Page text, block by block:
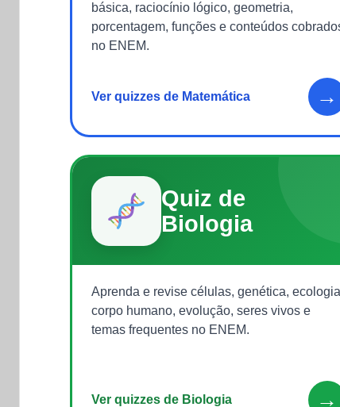
básica, raciocínio lógico, geometria,
porcentagem, funções e conteúdos
no ENEM.
Ver quizzes de Matemática →
Quiz de
Biologia
Aprenda e revise células, genética,
corpo humano, evolução, seres vivos e
temas frequentes no ENEM.
Ver quizzes de Biologia →